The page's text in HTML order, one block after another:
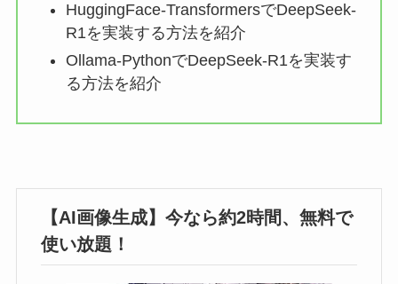
HuggingFace-TransformersでDeepSeek-
R1を実装する方法を紹介
Ollama-PythonでDeepSeek-R1を実装す
る方法を紹介
【AI画像生成】今なら約2時間、無料で
使い放題！